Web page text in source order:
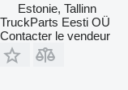
Estonie, Tallinn
TruckParts Eesti OÜ
Contacter le vendeur